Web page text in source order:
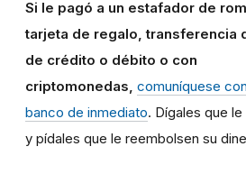
Si le pagó a un estafador de
tarjeta de regalo, transferencia
de crédito o débito o con
criptomonedas, comuníquese
banco de inmediato. Dígales que
y pídales que le reembolsen su